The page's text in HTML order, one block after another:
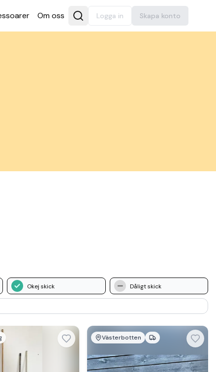
Om oss Logga in Skapa konto
Okej skick Dåligt skick
Västerbotten